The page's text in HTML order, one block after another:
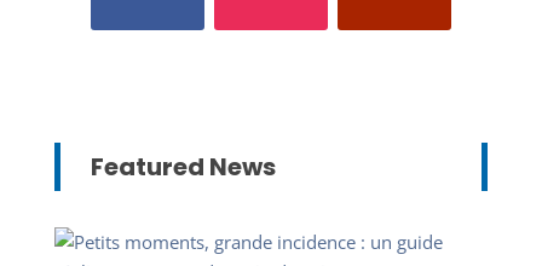
Featured News